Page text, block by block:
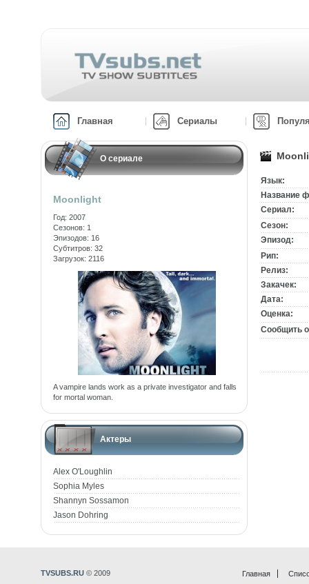
Главная Сериалы
О сериале
Moonlight
Год: 2007
Сезонов: 1
Эпизодов: 16
Субтитров: 32
Загрузок: 2116
A vampire lands work as a private investigator and falls
for mortal woman.
Актеры
Alex O'Loughlin
Sophia Myles
Shannyn Sossamon
Jason Dohring
Язык:
Название
Сериал:
Сезон:
Эпизод:
Рип:
Релиз:
Закачек:
Дата:
Оценка:
Сообщить
Главная
TVSUBS.RU © 2009